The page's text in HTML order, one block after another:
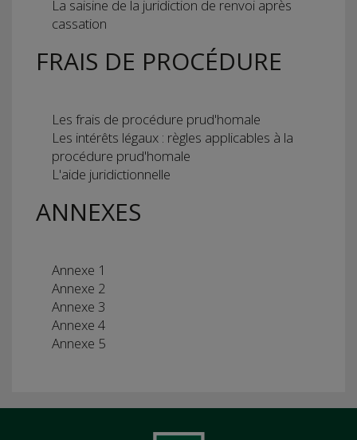
La saisine de la juridiction de renvoi après
cassation
FRAIS DE PROCÉDURE
Les frais de procédure prud'homale
Les intérêts légaux : règles applicables à la
procédure prud'homale
L'aide juridictionnelle
ANNEXES
Annexe 1
Annexe 2
Annexe 3
Annexe 4
Annexe 5